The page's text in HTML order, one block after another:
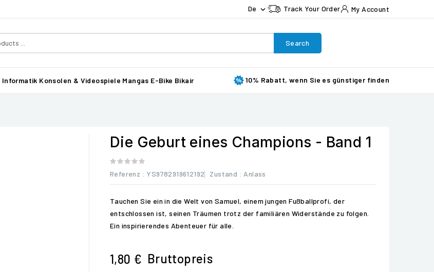
De  Track Your Order My Account
Search
Informatik Konsolen & Videospiele Mangas E-Bike Bikair 10% Rabatt, wenn Sie es günstiger finden
Die Geburt eines Champions - Band 1
Referenz : YS9782919612192 Zustand : Anlass
Tauchen Sie ein in die Welt von Samuel, einem jungen Fußballprofi, der
entschlossen ist, seinen Träumen trotz der familiären Widerstände zu folgen.
Ein inspirierendes Abenteuer für alle.
1,80 € Bruttopreis